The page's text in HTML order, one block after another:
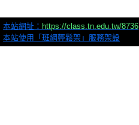
本站網址： https://class.tn.edu.tw/8736
本站使用「班網輕鬆架」服務架設